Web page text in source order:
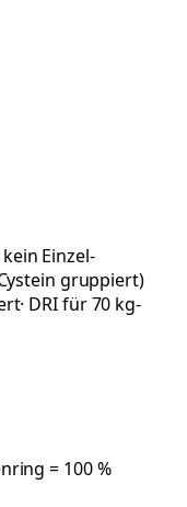
kein Einzel-
gruppiert)
· DRI für 70 kg-
= 100 %